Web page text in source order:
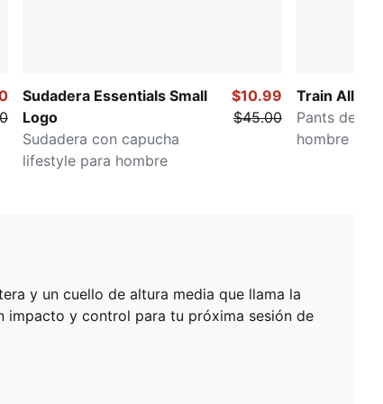
Sudadera Essentials Small
Logo
Sudadera con capucha
lifestyle para hombre
$10.99
$45.00
Train All
Pants de
hombre
y un cuello de altura media que llama la
impacto y control para tu próxima sesión de